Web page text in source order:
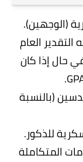
(الوجهين).
العام
حال إذا كان
(بالنسبة
للذكور.
المتكاملة